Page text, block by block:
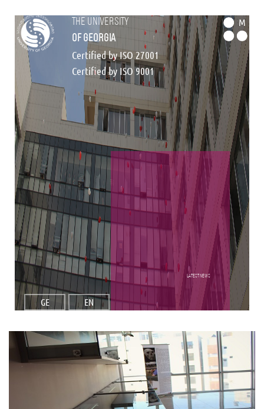
the university
of georgia
Certified by ISO 27001
Certified by ISO 9001
M
GE EN
Latest NEWS
Read More